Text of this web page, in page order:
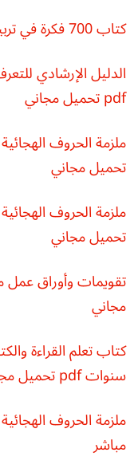
كتاب 700 فكرة في تربية الأبناء pdf تحميل مباشر مجاني
الدليل الإرشادي
pdf تحميل مجاني
تحميل مجاني
تحميل مجاني
مجاني
سنوات pdf تحميل مجاني
مباشر